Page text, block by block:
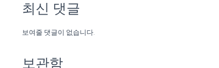
최신 댓글
보여줄 댓글이 없습니다.
보관함